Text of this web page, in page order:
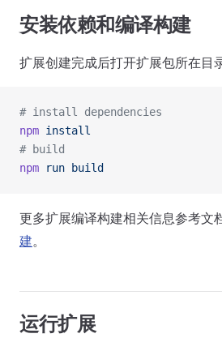
安装依赖和编译构建
扩展创建完成后打开扩展包所在目
# install dependencies
npm install
# build
npm run build
更多扩展编译构建相关信息参考文
建。
运行扩展